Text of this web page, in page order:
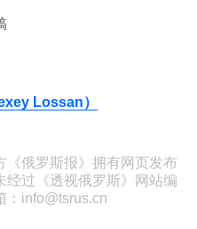
Lossan）
《俄罗斯报》拥有网页发布
经过《透视俄罗斯》网站编
：info@tsrus.cn